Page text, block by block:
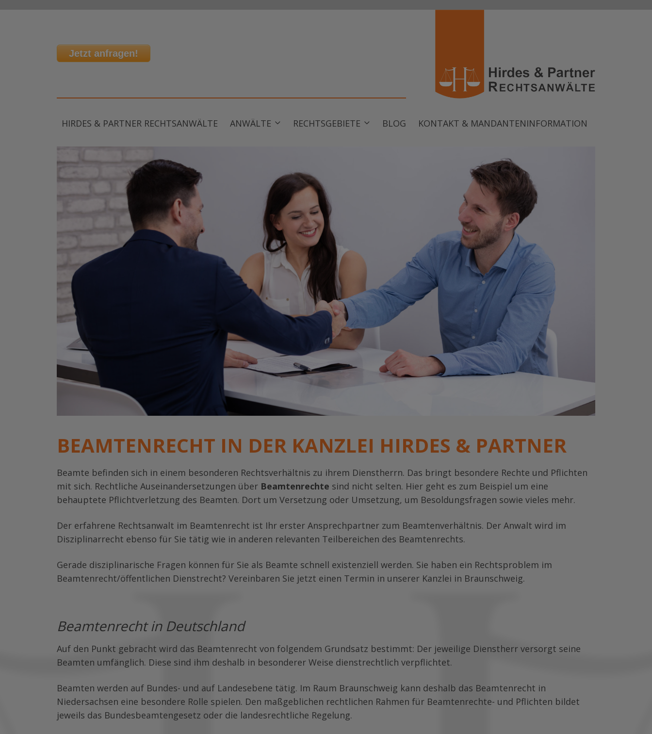
Jetzt anfragen!
HIRDES & PARTNER RECHTSANWÄLTE ANWÄLTE RECHTSGEBIETE BLOG KONTAKT & MANDANTENINFORMATION
BEAMTENRECHT IN DER KANZLEI HIRDES & PARTNER
Beamte befinden sich in einem besonderen Rechtsverhältnis zu ihrem Dienstherrn. Das bringt besondere Rechte und Pflichten
mit sich. Rechtliche Auseinandersetzungen über Beamtenrechte sind nicht selten. Hier geht es zum Beispiel um eine
behauptete Pflichtverletzung des Beamten. Dort um Versetzung oder Umsetzung, um Besoldungsfragen sowie vieles mehr.
Der erfahrene Rechtsanwalt im Beamtenrecht ist Ihr erster Ansprechpartner zum Beamtenverhältnis. Der Anwalt wird im
Disziplinarrecht ebenso für Sie tätig wie in anderen relevanten Teilbereichen des Beamtenrechts.
Gerade disziplinarische Fragen können für Sie als Beamte schnell existenziell werden. Sie haben ein Rechtsproblem im
Beamtenrecht/öffentlichen Dienstrecht? Vereinbaren Sie jetzt einen Termin in unserer Kanzlei in Braunschweig.
Beamtenrecht in Deutschland
Auf den Punkt gebracht wird das Beamtenrecht von folgendem Grundsatz bestimmt: Der jeweilige Dienstherr versorgt seine
Beamten umfänglich. Diese sind ihm deshalb in besonderer Weise dienstrechtlich verpflichtet.
Beamten werden auf Bundes- und auf Landesebene tätig. Im Raum Braunschweig kann deshalb das Beamtenrecht in
Niedersachsen eine besondere Rolle spielen. Den maßgeblichen rechtlichen Rahmen für Beamtenrechte- und Pflichten bildet
jeweils das Bundesbeamtengesetz oder die landesrechtliche Regelung.